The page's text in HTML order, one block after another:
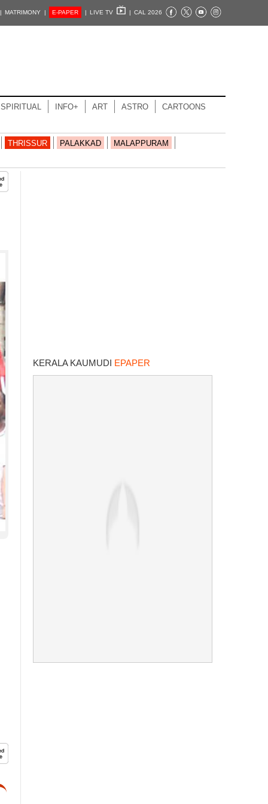
MATRIMONY | E-PAPER | LIVE TV | CAL 2026
SPIRITUAL INFO+ ART ASTRO CARTOONS
THRISSUR PALAKKAD MALAPPURAM
KERALA KAUMUDI EPAPER